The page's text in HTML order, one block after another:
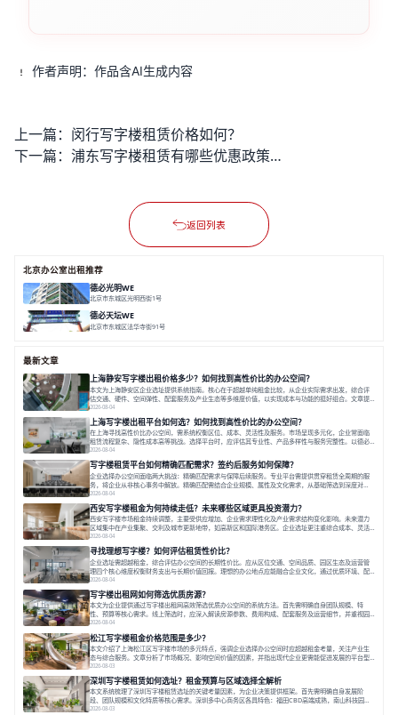
作者声明：作品含AI生成内容
上一篇： 闵行写字楼租赁价格如何？
下一篇：
浦东写字楼租赁有哪些优惠政策？
返回列表
北京办公室出租推荐
德必光明WE
北京市东城区光明西街1号
德必天坛WE
北京市东城区法华寺街91号
最新文章
上海静安写字楼出租价格多少？如何找到高性价比的办公空间？
本文为上海静安区企业选址提供系统指南。核心在于超越单纯租金比较，从企业实际需求出发，综合评
估交通、硬件、空间弹性、配套服务及产业生态等多维度价值，以实现成本与功能的挺好组合。文章提
出打破固定工位思维，采用精装灵活空间与共享配套以提升性价比，并通过不同规模企业的实际案例加
以说明。之后指出，专业运营服务商提供的稳定环境、社群活动与产业集聚等增值服务，是很大化空间
价值、助力企业成长的关键。对于许多在
2026-08-04
上海写字楼出租平台如何选？如何找到高性价比的办公空间？
在上海寻找高性价比办公空间，需系统权衡区位、成本、灵活性及服务。市场呈现多元化，企业常面临
租赁流程复杂、隐性成本高等挑战。选择平台时，应评估其专业性、产品多样性与服务完整性。以德必
为例，其提供从空间到生态的解决方案，通过特色园区、灵活产品和丰富配套，满足不同企业需求。企
业应明确自身需求，实地考察，选择能支持长期发展、提升竞争力的办公空间。在上海寻找合适的办公
空间，对于企业行政负责人、中小企业主
2026-08-04
写字楼租赁平台如何精确匹配需求？签约后服务如何保障？
企业选择办公空间面临两大挑战：精确匹配需求与保障后续服务。专业平台需提供贯穿租赁全周期的服
务，将企业从非核心事务中解放。精确匹配需结合企业规模、属性及文化需求，从基础筛选到深度对
接；签约后则需构建覆盖硬件运维、共享配套及专业物业的全周期保障体系。德必集团通过标准化服务
与个性化运营结合，以全国布局和产业生态圈为企业提供稳定支持，体现了从信息撮合到深度服务的能
力转变。在为企业寻找办公空间的过程中，
2026-08-04
西安写字楼租金为何持续走低？未来哪些区域更具投资潜力？
西安写字楼市场租金持续调整，主要受供应增加、企业需求理性化及产业需求结构变化影响。未来潜力
区域集中在产业集聚、交利及城市更新地带，如高新区和国际港务区。企业选址更注重综合成本、灵活
性与员工体验，倾向于提供全包式服务的办公空间。专业运营方通过空间优化与社群服务，助力企业成
长，推动市场向多元化、高性价比方向发展。近年来，西安写字楼市场呈现出租金持续调整的态势，这
一现象引发了的广泛关注。作为西部重要
2026-08-04
寻找理想写字楼？如何评估租赁性价比？
企业选址需超越租金，综合评估办公空间的长期性价比。应从区位交通、空间品质、园区生态及运营管
理四个核心维度权衡财务支出与长期价值回报。理想的办公地点应能融合企业文化，通过优质环境、配
套服务及社群资源赋能业务增长，实现成本与价值的平衡。对于许多正在成长或寻求稳定发展的企业而
言，寻找一处合适的办公空间是一项至关重要的决策。这不仅关系到团队的日常工作效率与协作氛围，
更直接影响着企业的品牌形象、运营成本
2026-08-04
写字楼出租网如何筛选优质房源？
本文为企业提供通过写字楼出租网高效筛选优质办公空间的系统方法。首先需明确自身团队规模、特
性、预算等核心需求。线上筛选时，应深入解读房源参数、费用构成、配套服务及运营细节，并重视园
区产业生态与交通区位价值。同时，需考察运营方的品牌背景与持续服务能力。完成线上初选后，必须
进行线下实地验证，核对空间实景、测试设施、感受园区氛围并确认合同条款，从而做出精确决策。在
数字化时代，写字楼出租网已成为企业寻找
2026-08-04
松江写字楼租金价格范围是多少？
本文介绍了上海松江区写字楼市场的多元特点，强调企业选择办公空间时应超越租金考量，关注产业生
态与综合服务。文章分析了市场概况、影响空间价值的因素，并指出现代企业更需能促进发展的平台型
空间。之后，以德必集团为例，说明运营方如何通过构建服务生态助力企业成长，建议企业系统评估需
求与长期价值，选择匹配的发展载体。对于许多寻求在上海松江区设立或扩展办公空间的企业而言，了
解该区域的写字楼市场概况是决策的首先
2026-08-03
深圳写字楼租赁如何选址？租金预算与区域选择全解析
本文系统梳理了深圳写字楼租赁选址的关键考量因素，为企业决策提供框架。首先需明确自身发展阶
段、团队规模和文化特质等核心需求。深圳多中心商务区各具特色：福田CBD高端成熟，南山科技园创
新活力强，前海具政策优势。除传统写字楼外，创意产业园注重生态与社群，适合文创、科技类企业。
2026-08-03